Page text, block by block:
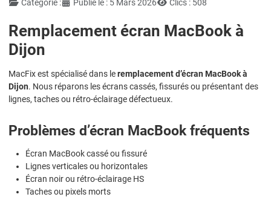
Catégorie : Publié le : 5 Mars 2026 Clics : 508
Remplacement écran MacBook à
Dijon
MacFix est spécialisé dans leremplacement d’écran MacBook à
Dijon. Nous réparons les écrans cassés, fissurés ou présentant des
lignes, taches ou rétro-éclairage défectueux.
Problèmes d’écran MacBook fréquents
Écran MacBook cassé ou fissuré
Lignes verticales ou horizontales
Écran noir ou rétro-éclairage HS
Taches ou pixels morts